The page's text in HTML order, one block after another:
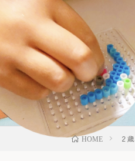
HOME ２歳